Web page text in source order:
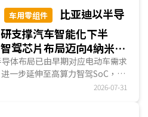
车用零组件
比亚迪以半导
支撑汽车智能化下半
驾芯片布局迈向4納米
体布局已由早期对应电动车需求
一步延伸至高算力智驾SoC，亦
半场走向智能化下半场。比亚迪
2026-07-31